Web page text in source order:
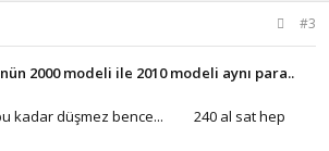
#3
2000 modeli ile 2010 modeli aynı para..
kadar düşmez bence...
240 al sat hep